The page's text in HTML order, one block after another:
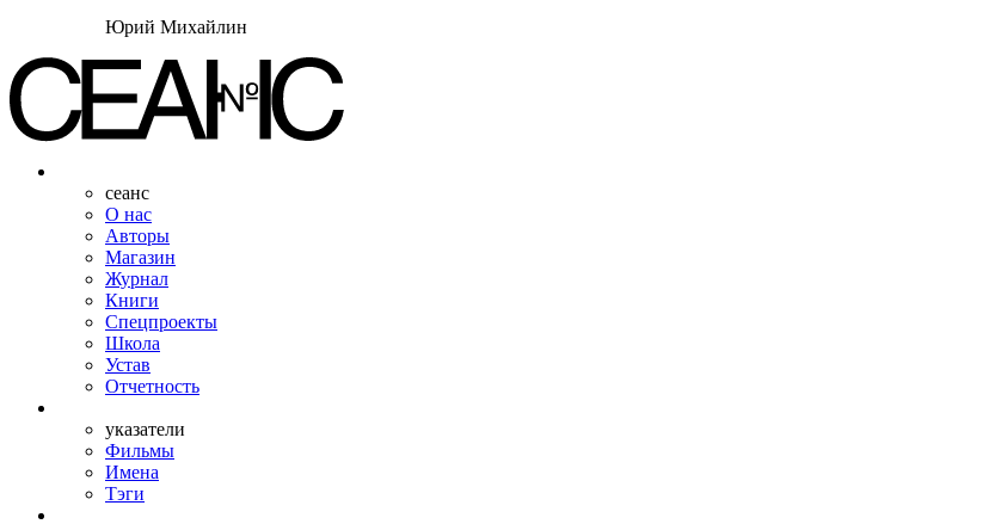
Юрий Михайлин
сеанс
О нас
Авторы
Магазин
Журнал
Книги
Спецпроекты
Школа
Устав
Отчетность
указатели
Фильмы
Имена
Тэги